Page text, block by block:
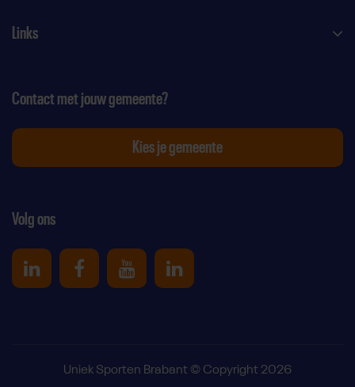
Links
Volg ons
Uniek Sporten op linkedin
Uniek Sporten op Facebook
Uniek Sporten op Youtube
Uniek Sporten op
Contact met jouw gemeente?
Kies je gemeente
Uniek Sporten Brabant © Copyright 2026